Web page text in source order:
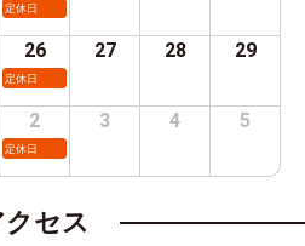
定休日
26
定休日
27 28 29
2
定休日
3 4 5
クセス